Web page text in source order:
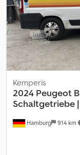
kondicionavimas,
istorija,
išdėstymo schema,
priemonėje, visų
Hamburg 914 km
Kemperis
2024 Peugeot
Schaltgetriebe |